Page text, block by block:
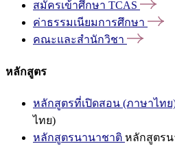
สมัครเข้าศึกษา TCAS
ค่าธรรมเนียมการศึกษา
คณะและสำนักวิชา
หลักสูตร
หลักสูตรที่เปิดสอน (ภาษาไทย
ไทย)
หลักสูตรนานาชาติ หลักสูตร